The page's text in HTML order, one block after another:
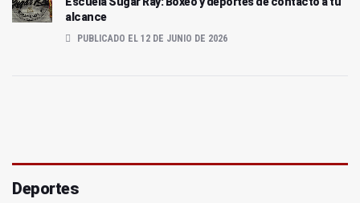
alcance
PUBLICADO EL 12 DE JUNIO DE 2026
Deportes